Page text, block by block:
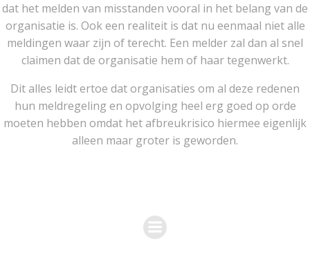
dat het melden van misstanden vooral in het belang van de
organisatie is. Ook een realiteit is dat nu eenmaal niet alle
meldingen waar zijn of terecht. Een melder zal dan al snel
claimen dat de organisatie hem of haar tegenwerkt.
Dit alles leidt ertoe dat organisaties om al deze redenen
hun meldregeling en opvolging heel erg goed op orde
moeten hebben omdat het afbreukrisico hiermee eigenlijk
alleen maar groter is geworden.